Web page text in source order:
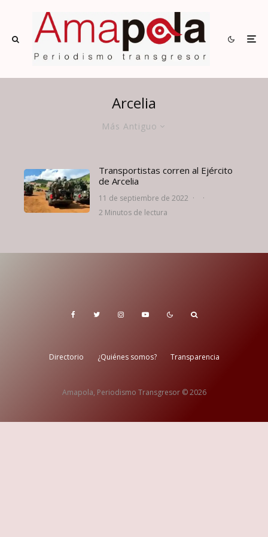
Arcelia
Más Antiguo
Transportistas corren al Ejército
de Arcelia
11 de septiembre de 2022 ·
·
2 Minutos de lectura
Directorio ¿Quiénes somos? Transparencia
Amapola, Periodismo Transgresor © 2026